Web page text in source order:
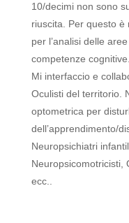
10/decimi non sono
riuscita. Per questo è
per l’analisi delle
competenze cognitive.
Mi interfaccio e
Oculisti del territorio.
optometrica per
dell’apprendimento/
Neuropsichiatri
Neuropsicomotricisti,
ecc..